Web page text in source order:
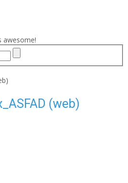
awesome!
(web)